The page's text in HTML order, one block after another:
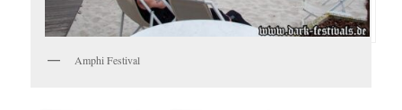
Amphi Festival